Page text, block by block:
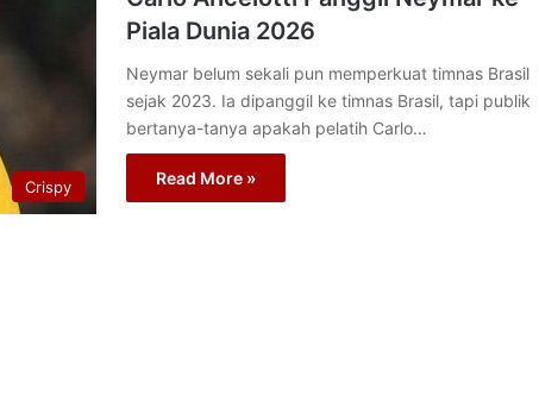
Crispy
Piala Dunia 2026
Neymar belum sekali pun memperkuat timnas Brasil
sejak 2023. Ia dipanggil ke timnas Brasil, tapi publik
bertanya-tanya apakah pelatih Carlo…
Read More »